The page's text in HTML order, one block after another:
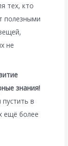
тех, кто
полезными
не
знания!
в
ещё более